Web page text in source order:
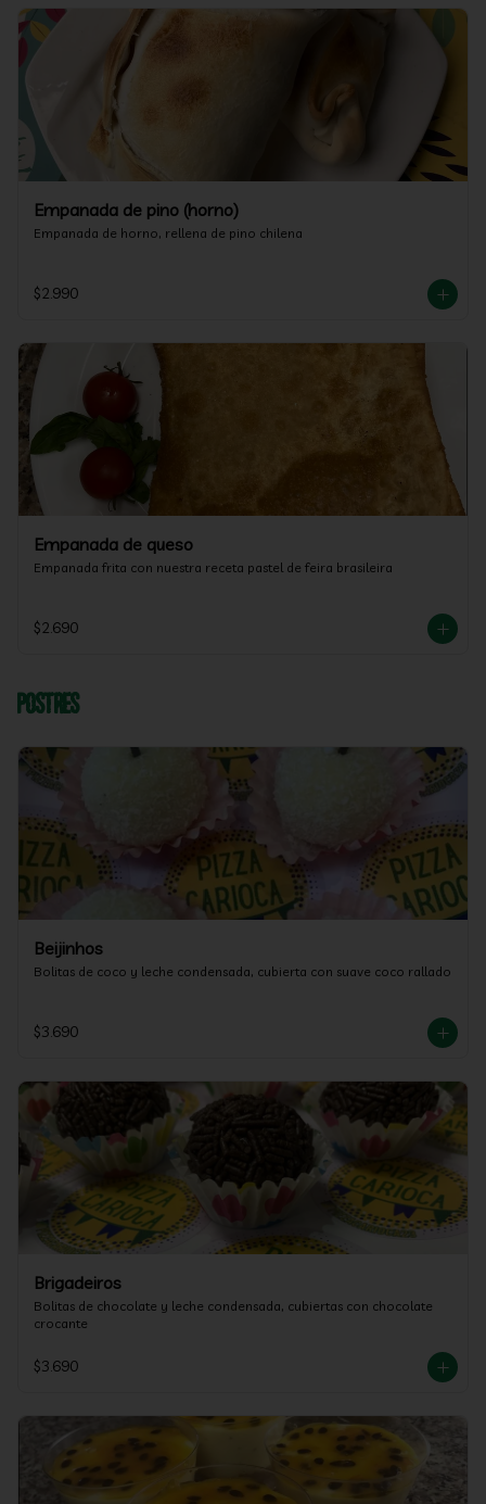
Empanada de pino (horno)
Empanada de horno, rellena de pino chilena
$2.990
Empanada de queso
Empanada frita con nuestra receta pastel de feira brasileira
$2.690
Postres
Beijinhos
Bolitas de coco y leche condensada, cubierta con suave coco rallado
$3.690
Brigadeiros
Bolitas de chocolate y leche condensada, cubiertas con chocolate
crocante
$3.690